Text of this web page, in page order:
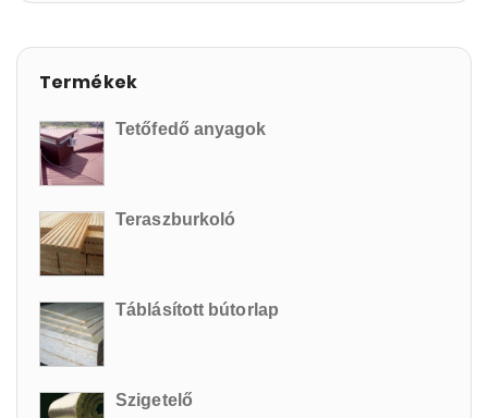
Termékek
Tetőfedő anyagok
Teraszburkoló
Táblásított bútorlap
Szigetelő